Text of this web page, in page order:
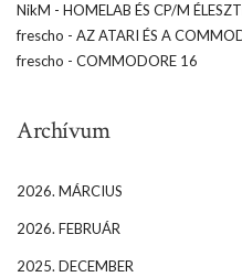
NikM - HOMELAB ÉS CP/M
frescho - AZ ATARI ÉS A
frescho - COMMODORE 16
Archívum
2026. MÁRCIUS
2026. FEBRUÁR
2025. DECEMBER